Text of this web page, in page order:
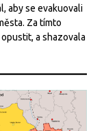
aby se evakuovali
Za tímto
a shazovala